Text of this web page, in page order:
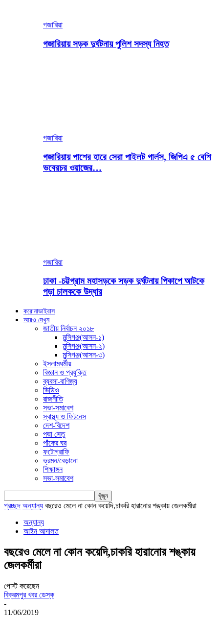
গজারিয়া
গজারিয়ায় সড়ক দুর্ঘটনায় পুলিশ সদস্য নিহত
গজারিয়া
গজারিয়ায় পাশের হারে সেরা পাইলট গার্লস, জিপিএ ৫ বেশি
ভবেরচর ওয়াজের…
গজারিয়া
ঢাকা -চট্টগ্রাম মহাসড়কে সড়ক দুর্ঘটনায় পিকাপে আটকে
পড়া চালককে উদ্ধার
করোনাভাইরাস
আরও দেখুন
জাতীয় নির্বাচন ২০১৮
মুন্সিগঞ্জ(আসন-১)
মুন্সিগঞ্জ(আসন-২)
মুন্সিগঞ্জ(আসন-৩)
ইসলামধর্মীয়
বিজ্ঞান ও প্রযুক্তি
ব্যবসা-বাণিজ্য
ভিডিও
রাজনীতি
সভা-সমাবেশ
স্বাস্থ্য ও ফিটনেস
দেশ-বিদেশ
পদ্মা সেতু
পাঁকের ঘর
ফটোগ্রাফি
ভ্রমন/বেড়ানো
শিক্ষাঙ্গন
সভা-সমাবেশ
প্রচ্ছদ অন্যান্য বছরেও মেলে না কোন কয়েদি,চাকরি হারানোর শঙ্কায় জেলকর্মীরা
অন্যান্য
আইন আদালত
বছরেও মেলে না কোন কয়েদি,চাকরি হারানোর শঙ্কায়
জেলকর্মীরা
পোস্ট করেছেন
বিক্রমপুর খবর ডেস্ক
-
11/06/2019